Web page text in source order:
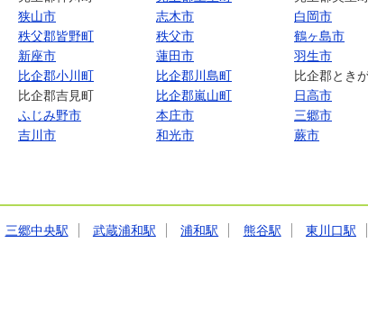
狭山市 志木市
白岡市
秩父郡皆野町 秩父市
鶴ヶ島市
新座市 蓮田市
羽生市
比企郡小川町 比企郡川島町
比企郡とき
比企郡吉見町 比企郡嵐山町
日高市
ふじみ野市 本庄市
三郷市
吉川市 和光市 蕨市
三郷中央駅 武蔵浦和駅 浦和駅 熊谷駅
東川口駅